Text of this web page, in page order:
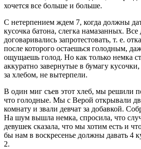
хочется все больше и больше.
С нетерпением ждем 7, когда должны
кусочка батона, слегка намазанных. Все
договаривались запротестовать, т. е.
после которого остаешься голодным,
ощущаешь голод. Но как только немка
аккуратно завернутые в бумагу
за хлебом, не вытерпели.
В один миг съев этот хлеб, мы решили
что голодные. Мы с Верой открывали
комнату и звали девчат за добавкой.
На шум вышла немка, спросила, что
девушек сказала, что мы хотим есть и
бы нам в воскресенье должны давать 4
2.